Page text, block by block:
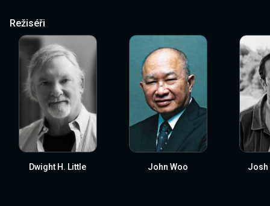
Režiséři
Dwight H. Little John Woo Josh